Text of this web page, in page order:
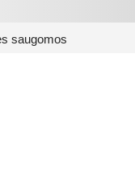
saugomos